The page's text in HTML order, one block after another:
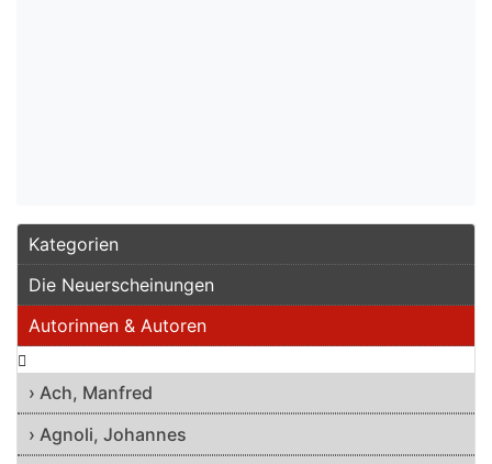
Kategorien
Die Neuerscheinungen
Autorinnen & Autoren
› Ach, Manfred
› Agnoli, Johannes